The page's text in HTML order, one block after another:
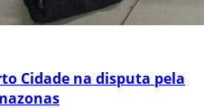
Cidade na disputa pela